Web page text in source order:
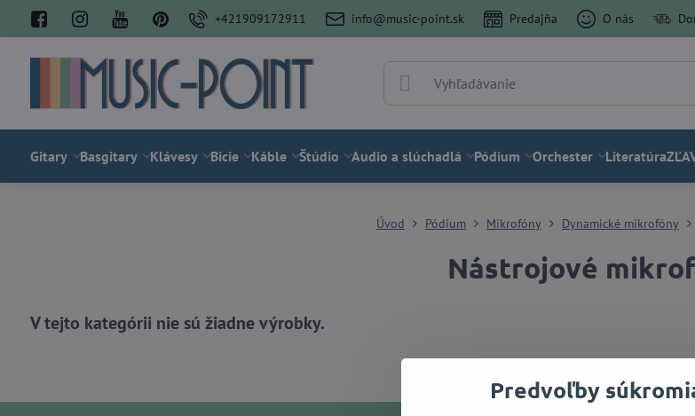
+421909172911 info@music-point.sk Predajňa O nás
Gitary Basgitary Klávesy Bicie Káble Štúdio Audio a slúchadlá Pódium Orchester Literatúra
Úvod Pódium Mikrofóny Dynamické mikrofóny
Nástrojové
Predvoľby